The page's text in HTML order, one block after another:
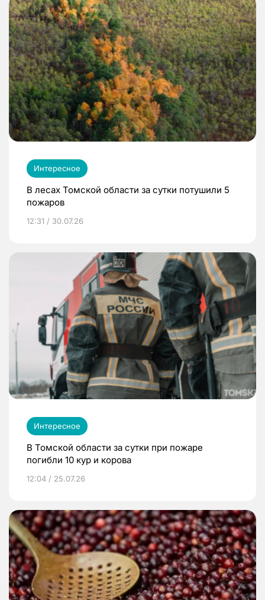
Интересное
В лесах Томской области за сутки потушили 5
пожаров
12:31 / 30.07.26
Интересное
В Томской области за сутки при пожаре
погибли 10 кур и корова
12:04 / 25.07.26